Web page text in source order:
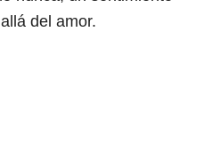
del amor.